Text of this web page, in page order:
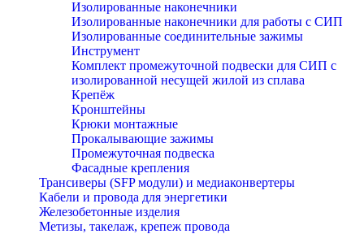
Изолированные наконечники
Изолированные наконечники для работы с СИП
Изолированные соединительные зажимы
Инструмент
Комплект промежуточной подвески для СИП с
изолированной несущей жилой из сплава
Крепёж
Кронштейны
Крюки монтажные
Прокалывающие зажимы
Промежуточная подвеска
Фасадные крепления
Трансиверы (SFP модули) и медиаконвертеры
Кабели и провода для энергетики
Железобетонные изделия
Метизы, такелаж, крепеж провода